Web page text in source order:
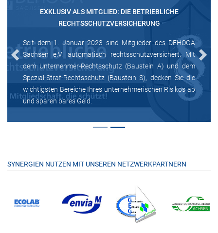
EXKLUSIV ALS MITGLIED: DIE BETRIEBLICHE
RECHTSSCHUTZVERSICHERUNG
Seit dem 1. Januar 2023 sind Mitglieder des DEHOGA
Sachsen e.V. automatisch rechtsschutzversichert. Mit
dem Unternehmer-Rechtsschutz (Baustein A) und dem
Spezial-Straf-Rechtsschutz (Baustein S), decken Sie die
wichtigsten Bereiche Ihres unternehmerischen Risikos ab
und sparen bares Geld.
Previous Next
SYNERGIEN NUTZEN MIT UNSEREN NETZWERKPARTNERN